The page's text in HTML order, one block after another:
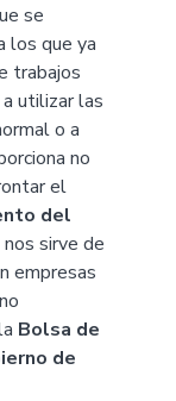
se
los que ya
trabajos
utilizar las
o a
no
el
del
sirve de
empresas
Bolsa de
de